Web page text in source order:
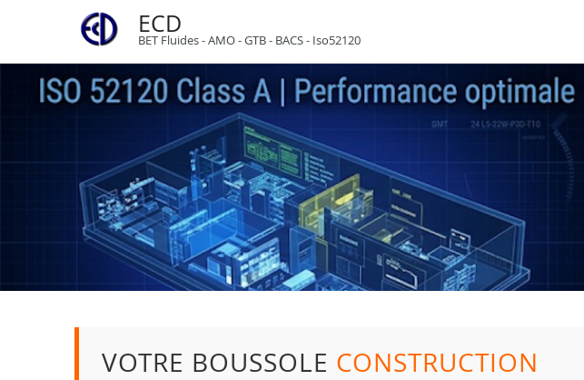
ECD
BET Fluides - AMO - GTB - BACS - Iso52120
VOTRE BOUSSOLE CONSTRUCTION